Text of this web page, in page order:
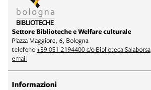
Settore Biblioteche e Welfare culturale
Piazza Maggiore, 6, Bologna
telefono+39 051 2194400 c/o Biblioteca Salaborsa
email
Informazioni